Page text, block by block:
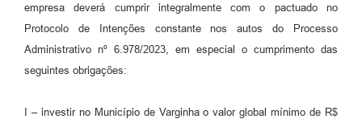
empresa deverá cumprir integralmente com o pactuado no
Protocolo de Intenções constante nos autos do Processo
Administrativo nº 6.978/2023, em especial o cumprimento das
seguintes obrigações:
I – investir no Município de Varginha o valor global mínimo de R$